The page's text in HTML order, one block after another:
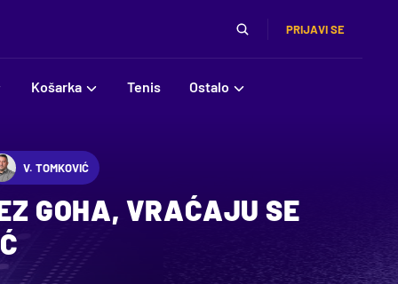
PRIJAVI SE
Košarka Tenis Ostalo
V. TOMKOVIĆ
GOHA, VRAĆAJU SE